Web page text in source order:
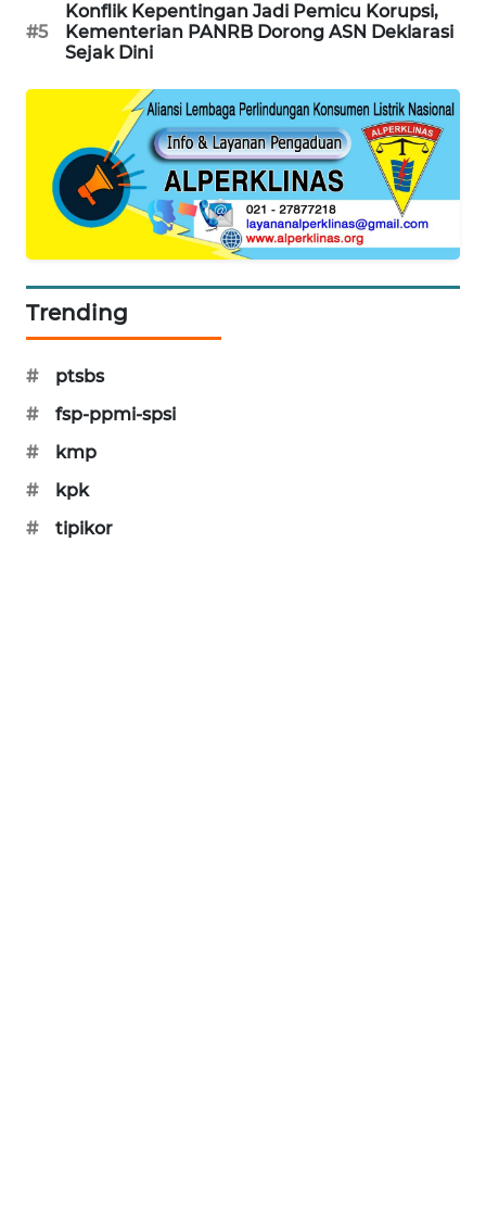
#5
Konflik Kepentingan Jadi Pemicu Korupsi,
Kementerian PANRB Dorong ASN Deklarasi
Sejak Dini
Trending
#
ptsbs
#
fsp-ppmi-spsi
#
kmp
#
kpk
#
tipikor
KONSUMEN
LISTRIK
MASYARAKAT
KELISTRIKAN
WALINKI
ID
MAWAKA
ID
MARTABAT
PLN
MKLI